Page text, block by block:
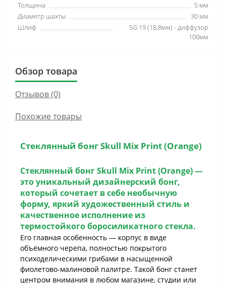
Толщина
5 мм
Диаметр шахты
30 мм
Шлиф
SG 19 (18,8мм) - диффузор
100мм
Обзор товара
Отзывов (0)
Похожие товары
Стеклянный бонг Skull Mix Print (Orange)
Стеклянный бонг Skull Mix Print (Orange) —
это уникальный дизайнерский бонг,
который сочетает в себе необычную
форму, яркий художественный стиль и
качественное исполнение из
термостойкого боросиликатного стекла.
Его главная особенность — корпус в виде
объёмного черепа, полностью покрытого
психоделическими грибами в насыщенной
фиолетово-малиновой палитре. Такой бонг станет
центром внимания в любом магазине, студии или